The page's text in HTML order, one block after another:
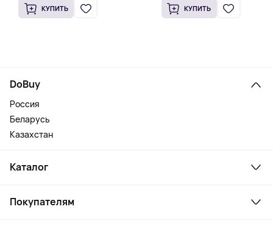
КУПИТЬ КУПИТЬ
DoBuy
Россия
Беларусь
Казахстан
Каталог
Ноутбуки, мониторы, VR
Покупателям